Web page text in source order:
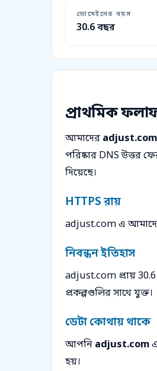
ডোমেইনের বয়স
30.6 বছর
প্রাথমিক
আমাদের adjust.com
পরিষ্কার DNS উত্তর
দিয়েছে।
HTTPS রায়
adjust.com এ
নিবন্ধন ইতিহাস
adjust.com প্রায় 30.6
প্রকল্পগুলির সাথে যুক্ত।
ডেটা কোথায় থাকে
আপনি adjust.com
হয়।